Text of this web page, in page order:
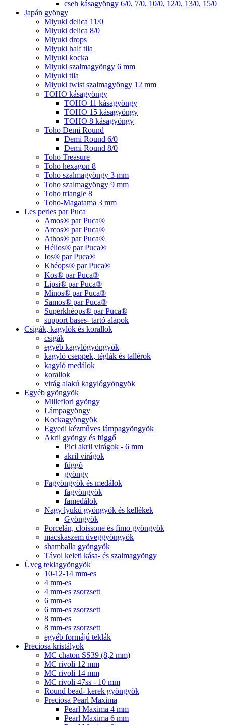
cseh kásagyöngy 6/0, 7/0, 10/0, 12/0, 13/0, 15/0
Japán gyöngy
Miyuki delica 11/0
Miyuki delica 8/0
Miyuki drops
Miyuki half tila
Miyuki kocka
Miyuki szalmagyöngy 6 mm
Miyuki tila
Miyuki twist szalmagyöngy 12 mm
TOHO kásagyöngy
TOHO 11 kásagyöngy
TOHO 15 kásagyöngy
TOHO 8 kásagyöngy
Toho Demi Round
Demi Round 6/0
Demi Round 8/0
Toho Treasure
Toho hexagon 8
Toho szalmagyöngy 3 mm
Toho szalmagyöngy 9 mm
Toho triangle 8
Toho-Magatama 3 mm
Les perles par Puca
Amos® par Puca®
Arcos® par Puca®
Athos® par Puca®
Hélios® par Puca®
Ios® par Puca®
Khéops® par Puca®
Kos® par Puca®
Lipsi® par Puca®
Minos® par Puca®
Samos® par Puca®
Superkhéops® par Puca®
support bases- tartó alapok
Csigák, kagylók és korallok
csigák
egyéb kagylógyöngyök
kagyló cseppek, téglák és tallérok
kagyló medálok
korallok
virág alakú kagylógyöngyök
Egyéb gyöngyök
Millefiori gyöngy
Lámpagyöngy
Kockagyöngyök
Egyedi kézműves lámpagyöngyök
Akril gyöngy és függő
Pici akril virágok - 6 mm
akril virágok
függõ
gyöngy
Fagyöngyök és medálok
fagyöngyök
famedálok
Nagy lyukú gyöngyök és kellékek
Gyöngyök
Porcelán, cloissone és fimo gyöngyök
macskaszem üveggyöngyök
shamballa gyöngyök
Távol keleti kása- és szalmagyöngy
Üveg teklagyöngyök
10-12-14 mm-es
4 mm-es
4 mm-es zsorzsett
6 mm-es
6 mm-es zsorzsett
8 mm-es
8 mm-es zsorzsett
egyéb formájú teklák
Preciosa kristályok
MC chaton SS39 (8,2 mm)
MC rivoli 12 mm
MC rivoli 14 mm
MC rivoli 47ss - 10 mm
Round bead- kerek gyöngyök
Preciosa Pearl Maxima
Pearl Maxima 4 mm
Pearl Maxima 6 mm